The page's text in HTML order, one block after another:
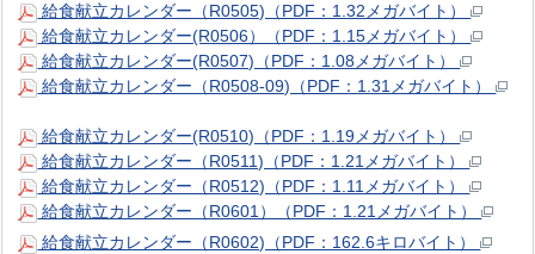
給食献立カレンダー（R0505)（PDF：1.32メガバイト）
給食献立カレンダー(R0506）（PDF：1.15メガバイト）
給食献立カレンダー(R0507)（PDF：1.08メガバイト）
給食献立カレンダー（R0508-09)（PDF：1.31メガバイト）
給食献立カレンダー(R0510)（PDF：1.19メガバイト）
給食献立カレンダー（R0511)（PDF：1.21メガバイト）
給食献立カレンダー（R0512)（PDF：1.11メガバイト）
給食献立カレンダー（R0601）（PDF：1.21メガバイト）
給食献立カレンダー（R0602)（PDF：162.6キロバイト）